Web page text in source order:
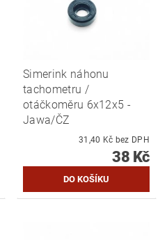
Simerink náhonu
tachometru /
otáčkoměru 6x12x5 -
Jawa/ČZ
31,40 Kč bez DPH
38 Kč